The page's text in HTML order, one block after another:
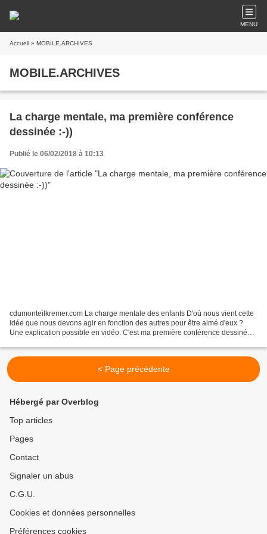
MENU
Accueil » MOBILE.ARCHIVES
MOBILE.ARCHIVES
La charge mentale, ma première conférence
dessinée :-))
Publié le 06/02/2018 à 10:13
cdumonteilkremer.com La charge mentale des enfants D'où nous vient cette
idée que nous devons agir en fonction des autres pour être aimé d'eux ?
Une explication possible en vidéo. C'est ma première conférence dessinée
< Page précédente
Hébergé par Overblog
Top articles
Pages
Contact
Signaler un abus
C.G.U.
Cookies et données personnelles
Préférences cookies